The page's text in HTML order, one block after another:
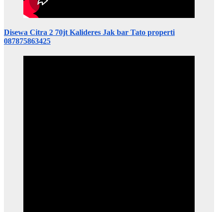
Disewa Citra 2 70jt Kalideres Jak bar Tato properti
087875863425